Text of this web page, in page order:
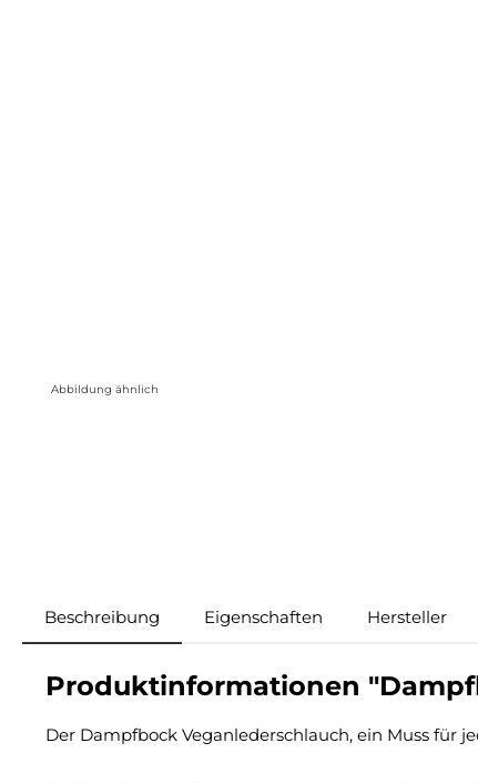
Abbildung ähnlich
Beschreibung Eigenschaften Hersteller
Produktinformationen
Der Dampfbock Veganlederschlauch, ein Muss für